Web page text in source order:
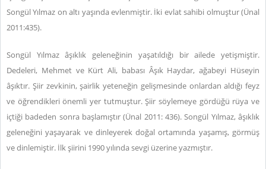
Songül Yılmaz on altı yaşında evlenmiştir. İki evlat sahibi olmuştur (Ünal
2011:435).
Songül Yılmaz âşıklık geleneğinin yaşatıldığı bir ailede yetişmiştir.
Dedeleri, Mehmet ve Kürt Ali, babası Âşık Haydar, ağabeyi Hüseyin
âşıktır. Şiir zevkinin, şairlik yeteneğin gelişmesinde onlardan aldığı feyz
ve öğrendikleri önemli yer tutmuştur. Şiir söylemeye gördüğü rüya ve
içtiği badeden sonra başlamıştır (Ünal 2011: 436). Songül Yılmaz, âşıklık
geleneğini yaşayarak ve dinleyerek doğal ortamında yaşamış, görmüş
ve dinlemiştir. İlk şiirini 1990 yılında sevgi üzerine yazmıştır.